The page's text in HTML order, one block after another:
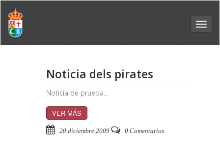
Noticia dels pirates
Noticia de prueba...
VER MÁS
20 diciembre 2009 0 Comentarios